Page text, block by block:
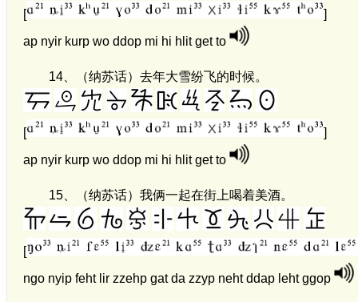
[
]
ap nyir kurp wo ddop mi hi hlit get to
14、 （纳苏话）去年大雪纷飞的时候。
[
]
ap nyir kurp wo ddop mi hi hlit get to
15、 （纳苏话）我俩一起在街上喝着美酒。
[
ngo nyip feht lir zzehp gat da zzyp neht ddap leht ggop